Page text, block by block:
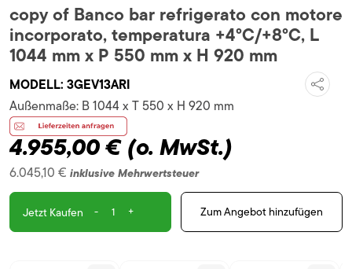
copy of Banco bar refrigerato con motore
incorporato, temperatura +4°C/+8°C, L
1044 mm x P 550 mm x H 920 mm
MODELL: 3GEV13ARI
Außenmaße: B 1044 x T 550 x H 920 mm
4.955,00 € (o. MwSt.)
6.045,10 € inklusive Mehrwertsteuer
Jetzt Kaufen - + Zum Angebot hinzufügen